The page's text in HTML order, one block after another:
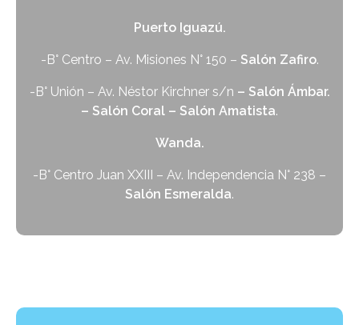
Puerto Iguazú.
-B° Centro – Av. Misiones N° 150 – Salón Zafiro.
-B° Unión – Av. Néstor Kirchner s/n – Salón Ámbar.
– Salón Coral – Salón Amatista.
Wanda.
-B° Centro Juan XXIII – Av. Independencia N° 238 –
Salón Esmeralda.